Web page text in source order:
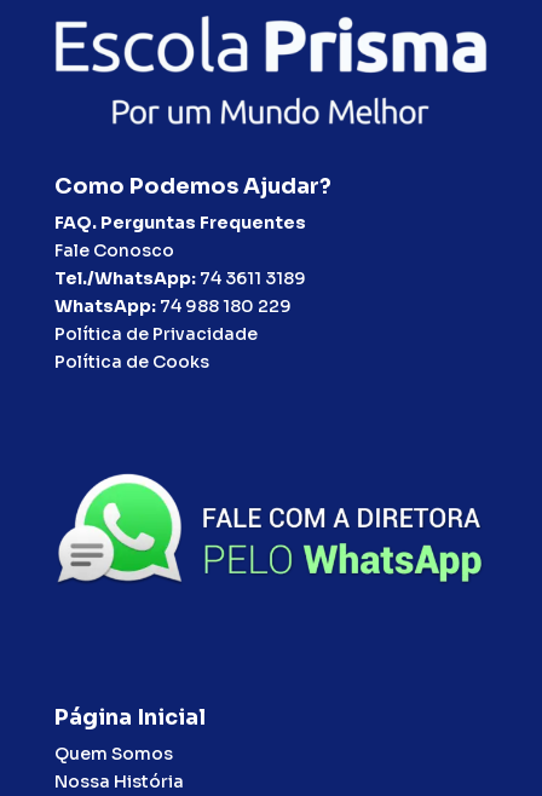
Como Podemos Ajudar?
FAQ. Perguntas Frequentes
Fale Conosco
Tel./WhatsApp: 74 3611 3189
WhatsApp: 74 988 180 229
Política de Privacidade
Política de Cooks
Página Inicial
Quem Somos
Nossa História